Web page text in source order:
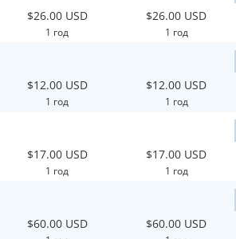
$26.00 USD
1 год
$26.00 USD
1 год
$12.00 USD
1 год
$12.00 USD
1 год
$17.00 USD
1 год
$17.00 USD
1 год
$60.00 USD $60.00 USD